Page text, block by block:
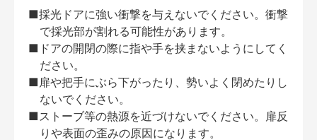
■採光ドアに強い衝撃を与えないでください。衝撃
で採光部が割れる可能性があります。
■ドアの開閉の際に指や手を挟まないようにしてく
ださい。
■扉や把手にぶら下がったり、勢いよく閉めたりし
ないでください。
■ストーブ等の熱源を近づけないでください。扉反
りや表面の歪みの原因になります。